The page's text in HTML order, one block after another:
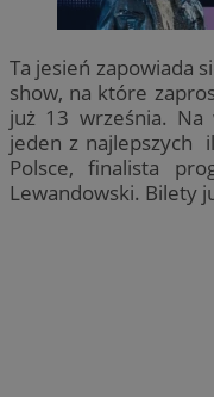
Ta jesień zapowiada
show, na które
już 13 września. Na
jeden z najlepszych
Polsce, finalista
Lewandowski. Bilety